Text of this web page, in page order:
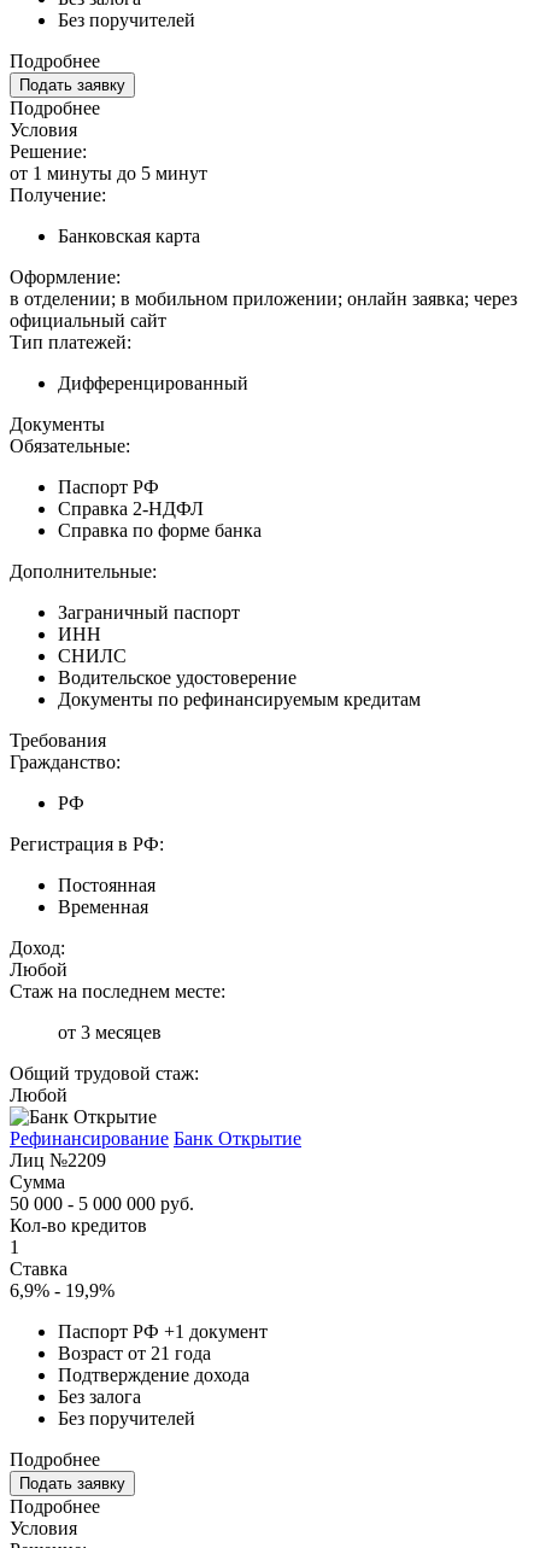
Без поручителей
Подробнее
Подать заявку
Подробнее
Условия
Решение:
от 1 минуты до 5 минут
Получение:
Банковская карта
Оформление:
в отделении; в мобильном приложении; онлайн заявка; через
официальный сайт
Тип платежей:
Дифференцированный
Документы
Обязательные:
Паспорт РФ
Справка 2-НДФЛ
Справка по форме банка
Дополнительные:
Заграничный паспорт
ИНН
СНИЛС
Водительское удостоверение
Документы по рефинансируемым кредитам
Требования
Гражданство:
РФ
Регистрация в РФ:
Постоянная
Временная
Доход:
Любой
Стаж на последнем месте:
от 3 месяцев
Общий трудовой стаж:
Любой
Рефинансирование Банк Открытие
Лиц №2209
Сумма
50 000 - 5 000 000 руб.
Кол-во кредитов
1
Ставка
6,9% - 19,9%
Паспорт РФ +1 документ
Возраст от 21 года
Подтверждение дохода
Без залога
Без поручителей
Подробнее
Подать заявку
Подробнее
Условия